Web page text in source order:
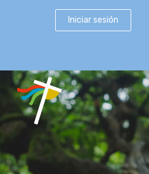
Iniciar sesión